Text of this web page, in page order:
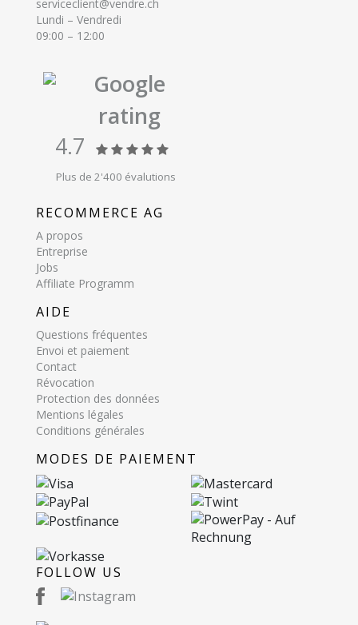
serviceclient@vendre.ch
Lundi – Vendredi
09:00 – 12:00
Google
rating
4.7
Plus de 2'400 évalutions
RECOMMERCE AG
A propos
Entreprise
Jobs
Affiliate Programm
AIDE
Questions fréquentes
Envoi et paiement
Contact
Révocation
Protection des données
Mentions légales
Conditions générales
MODES DE PAIEMENT
FOLLOW US